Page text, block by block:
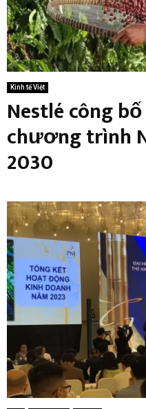
Kinh tế Việt
Nestlé công
chương trình
2030